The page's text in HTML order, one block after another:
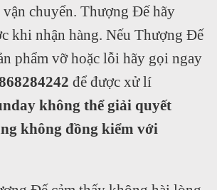
chuyển. Thượng Đế hãy
khi nhận hàng. Nếu Thượng Đế
phẩm vỡ hoặc lỗi hãy gọi ngay
để được xử lí
không thể giải quyết
không đồng kiểm với